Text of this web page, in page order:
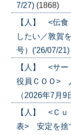
7/27) (1868)
【人】 <伝
したい／敦賀
号）('26/07/21)
【人】 <サ
役員ＣＯＯ>
（2026年7月
【人】 <Ｃ
表> 安定を捨